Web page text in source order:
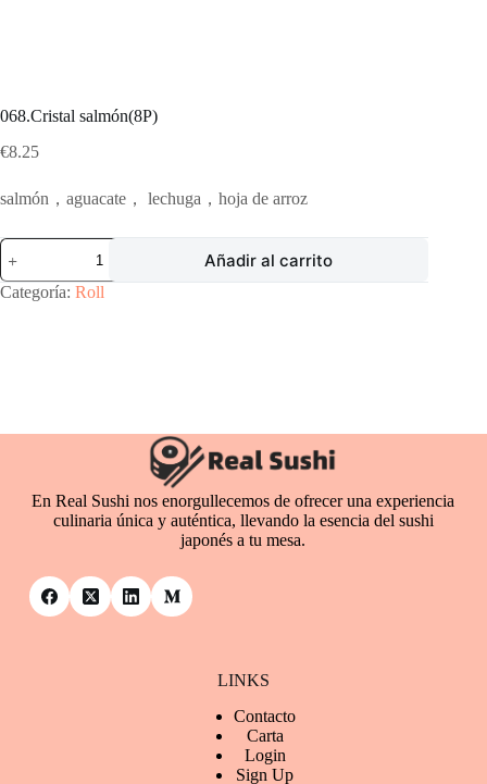
068.Cristal salmón(8P)
€8.25
salmón，aguacate， lechuga，hoja de arroz
068.Cristal
salmón(8P)
cantidad
Añadir al carrito
Categoría: Roll
En Real Sushi nos enorgullecemos de ofrecer una experiencia
culinaria única y auténtica, llevando la esencia del sushi
japonés a tu mesa.
LINKS
Contacto
Carta
Login
Sign Up